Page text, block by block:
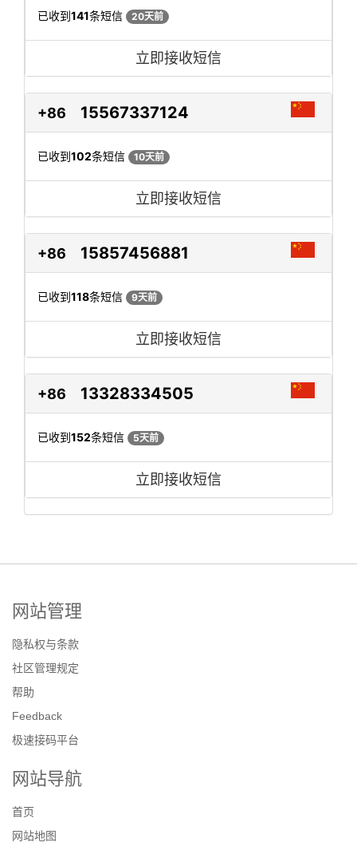
已收到141条短信 20天前
立即接收短信
+86 15567337124
已收到102条短信 10天前
立即接收短信
+86 15857456881
已收到118条短信 9天前
立即接收短信
+86 13328334505
已收到152条短信 5天前
立即接收短信
网站管理
隐私权与条款
社区管理规定
帮助
Feedback
极速接码平台
网站导航
首页
网站地图